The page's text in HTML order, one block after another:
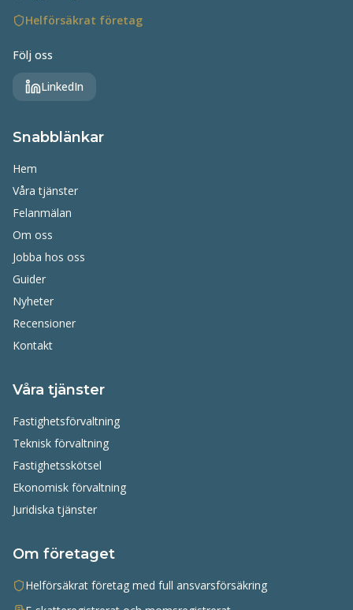
Helförsäkrat företag
Följ oss
LinkedIn
Snabblänkar
Hem
Våra tjänster
Felanmälan
Om oss
Jobba hos oss
Guider
Nyheter
Recensioner
Kontakt
Våra tjänster
Fastighetsförvaltning
Teknisk förvaltning
Fastighetsskötsel
Ekonomisk förvaltning
Juridiska tjänster
Om företaget
Helförsäkrat företag med full ansvarsförsäkring